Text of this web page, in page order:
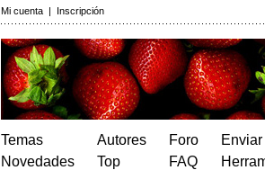
Mi cuenta | Inscripción
Temas
Novedades
Autores
Top
Foro
FAQ